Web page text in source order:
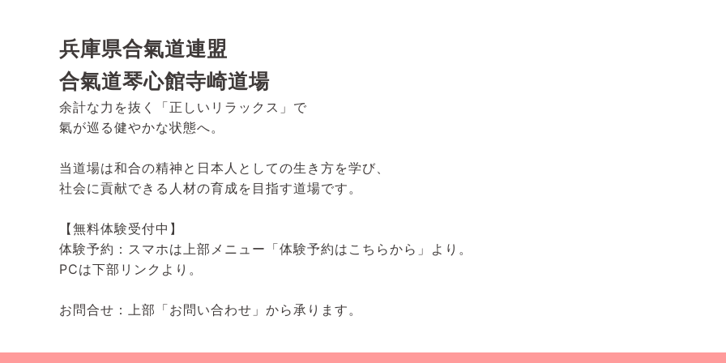
兵庫県合氣道連盟
合氣道琴心館寺崎道場
余計な力を抜く「正しいリラックス」で
氣が巡る健やかな状態へ。
当道場は和合の精神と日本人としての生き方を学び、
社会に貢献できる人材の育成を目指す道場です。
【無料体験受付中】
体験予約：スマホは上部メニュー「体験予約はこちらから」より。
PCは下部リンクより。
お問合せ：上部「お問い合わせ」から承ります。